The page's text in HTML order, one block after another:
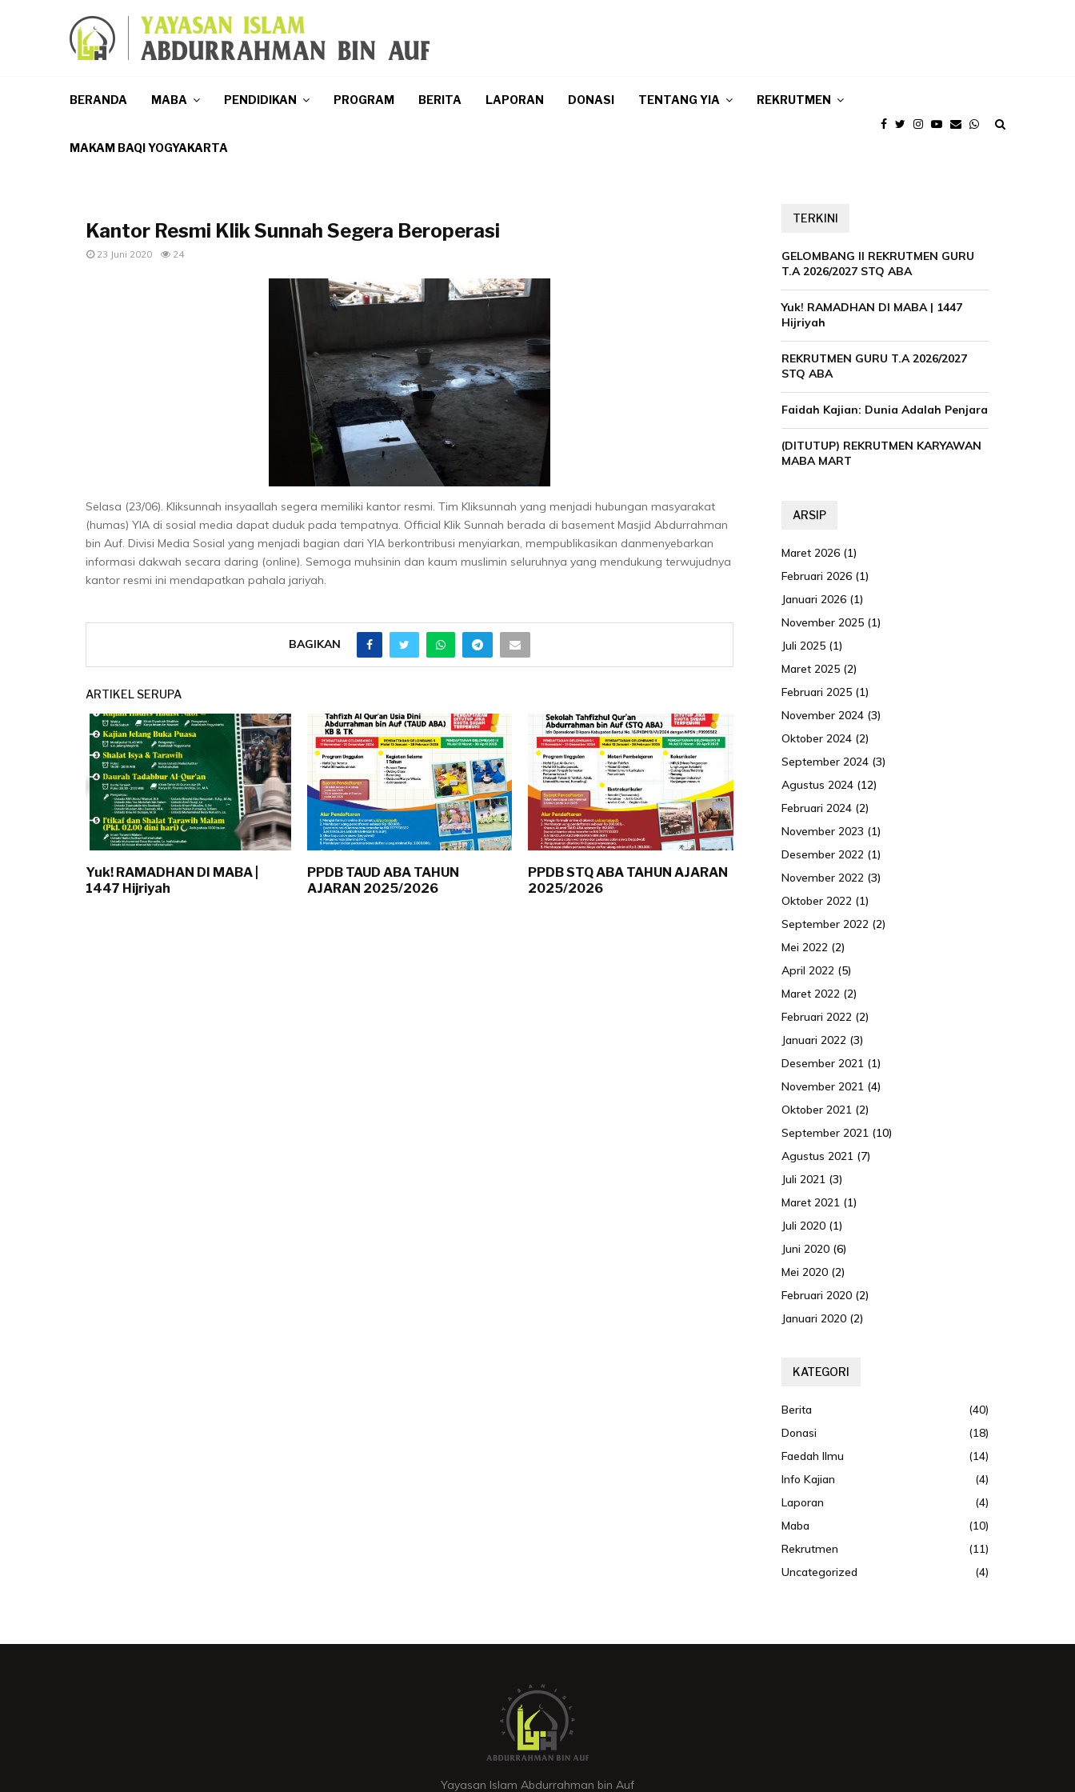
BERANDA MABA PENDIDIKAN PROGRAM BERITA LAPORAN DONASI TENTANG YIA REKRUTMEN
MAKAM BAQI YOGYAKARTA
Kantor Resmi Klik Sunnah Segera Beroperasi
23 Juni 2020 24
Selasa (23/06). Kliksunnah insyaallah segera memiliki kantor resmi. Tim Kliksunnah yang menjadi hubungan masyarakat
(humas) YIA di sosial media dapat duduk pada tempatnya. Official Klik Sunnah berada di basement Masjid Abdurrahman
bin Auf. Divisi Media Sosial yang menjadi bagian dari YIA berkontribusi menyiarkan, mempublikasikan danmenyebarkan
informasi dakwah secara daring (online). Semoga muhsinin dan kaum muslimin seluruhnya yang mendukung terwujudnya
kantor resmi ini mendapatkan pahala jariyah.
BAGIKAN
ARTIKEL SERUPA
Yuk! RAMADHAN DI MABA |
1447 Hijriyah
PPDB TAUD ABA TAHUN
AJARAN 2025/2026
PPDB STQ ABA TAHUN AJARAN
2025/2026
TERKINI
GELOMBANG II REKRUTMEN GURU
T.A 2026/2027 STQ ABA
Yuk! RAMADHAN DI MABA | 1447
Hijriyah
REKRUTMEN GURU T.A 2026/2027
STQ ABA
Faidah Kajian: Dunia Adalah Penjara
(DITUTUP) REKRUTMEN KARYAWAN
MABA MART
ARSIP
Maret 2026 (1)
Februari 2026 (1)
Januari 2026 (1)
November 2025 (1)
Juli 2025 (1)
Maret 2025 (2)
Februari 2025 (1)
November 2024 (3)
Oktober 2024 (2)
September 2024 (3)
Agustus 2024 (12)
Februari 2024 (2)
November 2023 (1)
Desember 2022 (1)
November 2022 (3)
Oktober 2022 (1)
September 2022 (2)
Mei 2022 (2)
April 2022 (5)
Maret 2022 (2)
Februari 2022 (2)
Januari 2022 (3)
Desember 2021 (1)
November 2021 (4)
Oktober 2021 (2)
September 2021 (10)
Agustus 2021 (7)
Juli 2021 (3)
Maret 2021 (1)
Juli 2020 (1)
Juni 2020 (6)
Mei 2020 (2)
Februari 2020 (2)
Januari 2020 (2)
KATEGORI
Berita
(40)
Donasi
(18)
Faedah Ilmu
(14)
Info Kajian
(4)
Laporan
(4)
Maba
(10)
Rekrutmen
(11)
Uncategorized
(4)
Yayasan Islam Abdurrahman bin Auf